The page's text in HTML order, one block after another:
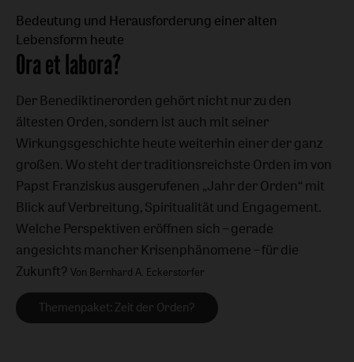
Bedeutung und Herausforderung einer alten
Lebensform heute
:
Ora et labora?
Der Benediktinerorden gehört nicht nur zu den
ältesten Orden, sondern ist auch mit seiner
Wirkungsgeschichte heute weiterhin einer der ganz
großen. Wo steht der traditionsreichste Orden im von
Papst Franziskus ausgerufenen „Jahr der Orden“ mit
Blick auf Verbreitung, Spiritualität und Engagement.
Welche Perspektiven eröffnen sich – gerade
angesichts mancher Krisenphänomene – für die
Zukunft? Von Bernhard A. Eckerstorfer
Themenpaket: Zeit der Orden?